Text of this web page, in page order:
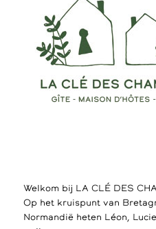
Welkom bij LA CLÉ DES
Op het kruispunt van
Normandië heten Léon,